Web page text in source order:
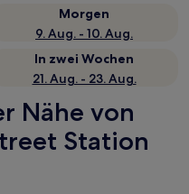
Morgen
9. Aug. - 10. Aug.
In zwei Wochen
21. Aug. - 23. Aug.
Nähe von
Station